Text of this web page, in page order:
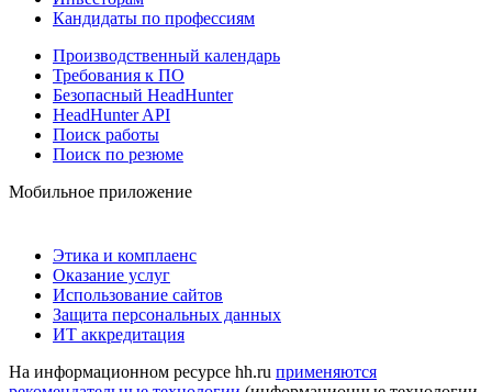
Кандидаты по профессиям
Производственный календарь
Требования к ПО
Безопасный HeadHunter
HeadHunter API
Поиск работы
Поиск по резюме
Мобильное приложение
Этика и комплаенс
Оказание услуг
Использование сайтов
Защита персональных данных
ИТ аккредитация
На информационном ресурсе hh.ru применяются